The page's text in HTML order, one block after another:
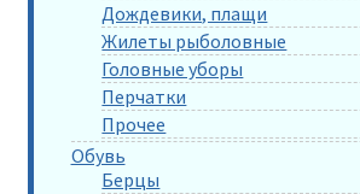
Дождевики, плащи
Жилеты рыболовные
Головные уборы
Перчатки
Прочее
Обувь
Берцы